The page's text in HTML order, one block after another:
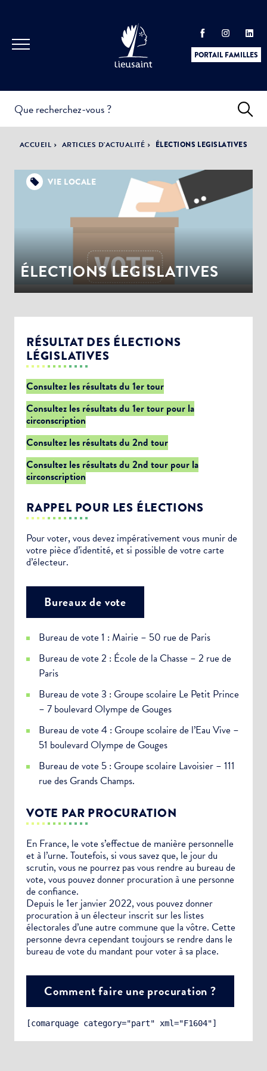
PORTAIL FAMILLES
PRATIQUES &
DÉMARCHES
ACTUALITÉS &
ÉVÈNEMENTS
LA VILLE
DÉMOCRATIE
PARTICIPATIVE
ACCUEIL ARTICLES D'ACTUALITÉ ÉLECTIONS LEGISLATIVES
VIE LOCALE
ÉLECTIONS LEGISLATIVES
RÉSULTAT DES ÉLECTIONS
LÉGISLATIVES
Consultez les résultats du 1er tour
Consultez les résultats du 1er tour pour la
circonscription
Consultez les résultats du 2nd tour
Consultez les résultats du 2nd tour pour la
circonscription
RAPPEL POUR LES ÉLECTIONS
Pour voter, vous devez impérativement vous munir de
votre pièce d’identité, et si possible de votre carte
d’électeur.
Bureaux de vote
Bureau de vote 1 : Mairie – 50 rue de Paris
Bureau de vote 2 : École de la Chasse – 2 rue de
Paris
Bureau de vote 3 : Groupe scolaire Le Petit Prince
– 7 boulevard Olympe de Gouges
Bureau de vote 4 : Groupe scolaire de l’Eau Vive –
51 boulevard Olympe de Gouges
Bureau de vote 5 : Groupe scolaire Lavoisier – 111
rue des Grands Champs.
VOTE PAR PROCURATION
En France, le vote s’effectue de manière personnelle
et à l’urne. Toutefois, si vous savez que, le jour du
scrutin, vous ne pourrez pas vous rendre au bureau de
vote, vous pouvez donner procuration à une personne
de confiance.
Depuis le 1er janvier 2022, vous pouvez donner
procuration à un électeur inscrit sur les listes
électorales d’une autre commune que la vôtre. Cette
personne devra cependant toujours se rendre dans le
bureau de vote du mandant pour voter à sa place.
Comment faire une procuration ?
[comarquage category="part" xml="F1604"]